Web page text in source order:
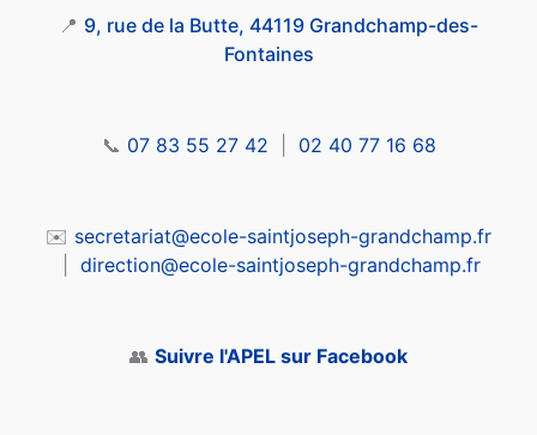
📍 9, rue de la Butte, 44119 Grandchamp-des-
Fontaines
📞 07 83 55 27 42 02 40 77 16 68
✉️ secretariat@ecole-saintjoseph-grandchamp.fr
direction@ecole-saintjoseph-grandchamp.fr
👥 Suivre l'APEL sur Facebook